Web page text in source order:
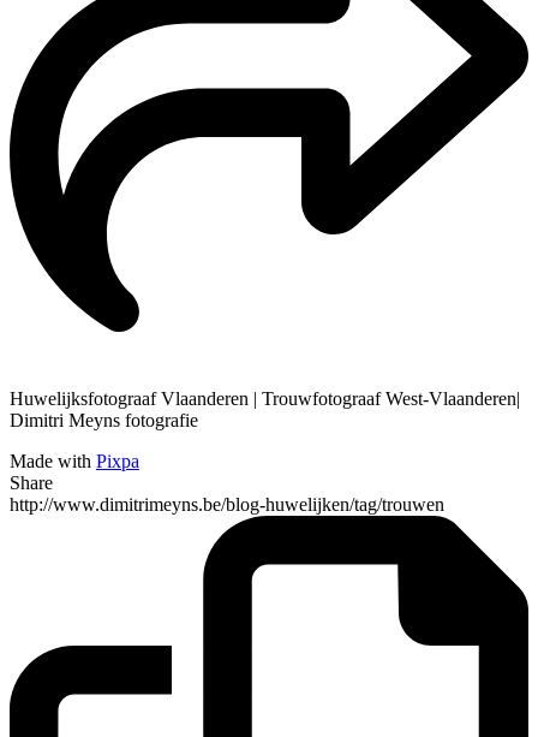
Huwelijksfotograaf Vlaanderen | Trouwfotograaf West-Vlaanderen|
Dimitri Meyns fotografie
Made with Pixpa
Share
http://www.dimitrimeyns.be/blog-huwelijken/tag/trouwen